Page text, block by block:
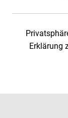
Erklärung